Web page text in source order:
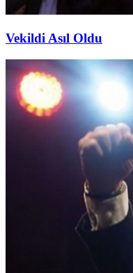
Vekildi Asıl Oldu